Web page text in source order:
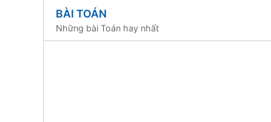
BÀI TOÁN
Những bài Toán hay nhất